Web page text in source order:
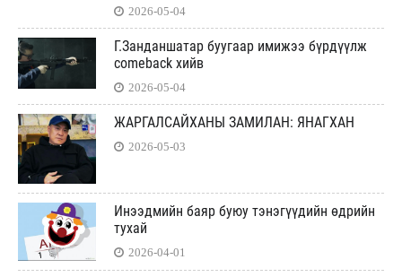
2026-05-04
Г.Занданшатар буугаар имижээ бүрдүүлж
comeback хийв
2026-05-04
ЖАРГАЛСАЙХАНЫ ЗАМИЛАН: ЯНАГХАН
2026-05-03
Инээдмийн баяр буюу тэнэгүүдийн өдрийн
тухай
2026-04-01